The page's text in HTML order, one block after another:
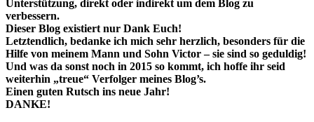
Unterstützung, direkt oder indirekt um dem Blog zu
verbessern.
Dieser Blog existiert nur Dank Euch!
Letztendlich, bedanke ich mich sehr herzlich, besonders für die
Hilfe von meinem Mann und Sohn Victor – sie sind so geduldig!
Und was da sonst noch in 2015 so kommt, ich hoffe ihr seid
weiterhin „treue“ Verfolger meines Blog’s.
Einen guten Rutsch ins neue Jahr!
DANKE!